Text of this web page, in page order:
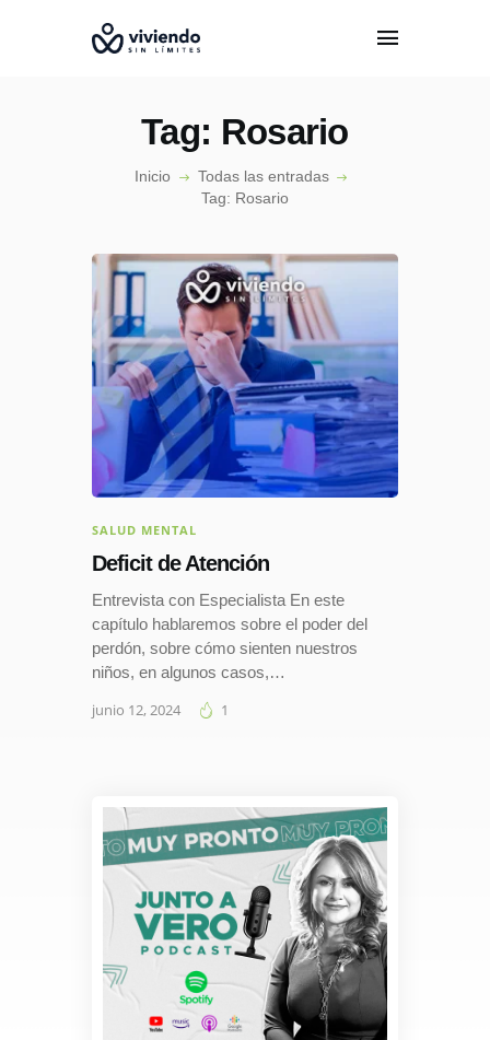
Tag: Rosario
Inicio
Todas las entradas
Tag: Rosario
EPISODIOS
ESPECIALISTAS
PODCAST
CONTACTO
SALUD MENTAL
Deficit de Atención
Entrevista con Especialista En este
capítulo hablaremos sobre el poder del
perdón, sobre cómo sienten nuestros
niños, en algunos casos,…
junio 12, 2024 1